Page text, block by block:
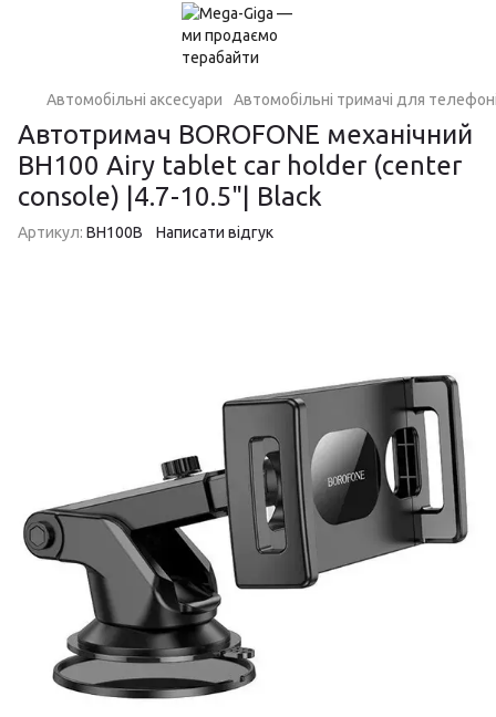
Автомобільні аксесуари Автомобільні тримачі для
Автотримач BOROFONE механічний
BH100 Airy tablet car holder (center
console) |4.7-10.5"| Black
Артикул: BH100B Написати відгук